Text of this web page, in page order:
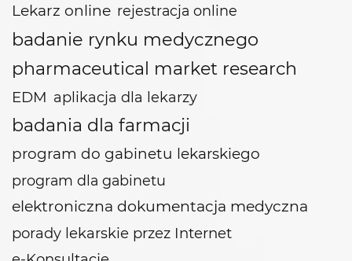
Lekarz online rejestracja online
badanie rynku medycznego
pharmaceutical market research
EDM aplikacja dla lekarzy
badania dla farmacji
program do gabinetu lekarskiego
program dla gabinetu
elektroniczna dokumentacja medyczna
porady lekarskie przez Internet